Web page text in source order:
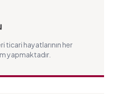
ticari hayatlarının her
yapmaktadır.